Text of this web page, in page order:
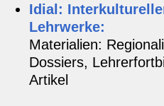
Idial:
Lehrwerke:
Materialien:
Dossiers,
Artikel